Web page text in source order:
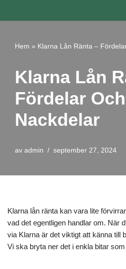
innehåll
Hem » Klarna Lån Ränta –
Klarna Lån
Fördelar Och
Nackdelar
av admin september 27, 2024
Klarna lån ränta kan vara lite
vad det egentligen handlar om. När
via Klarna är det viktigt att känna till
Vi ska bryta ner det i enkla bitar